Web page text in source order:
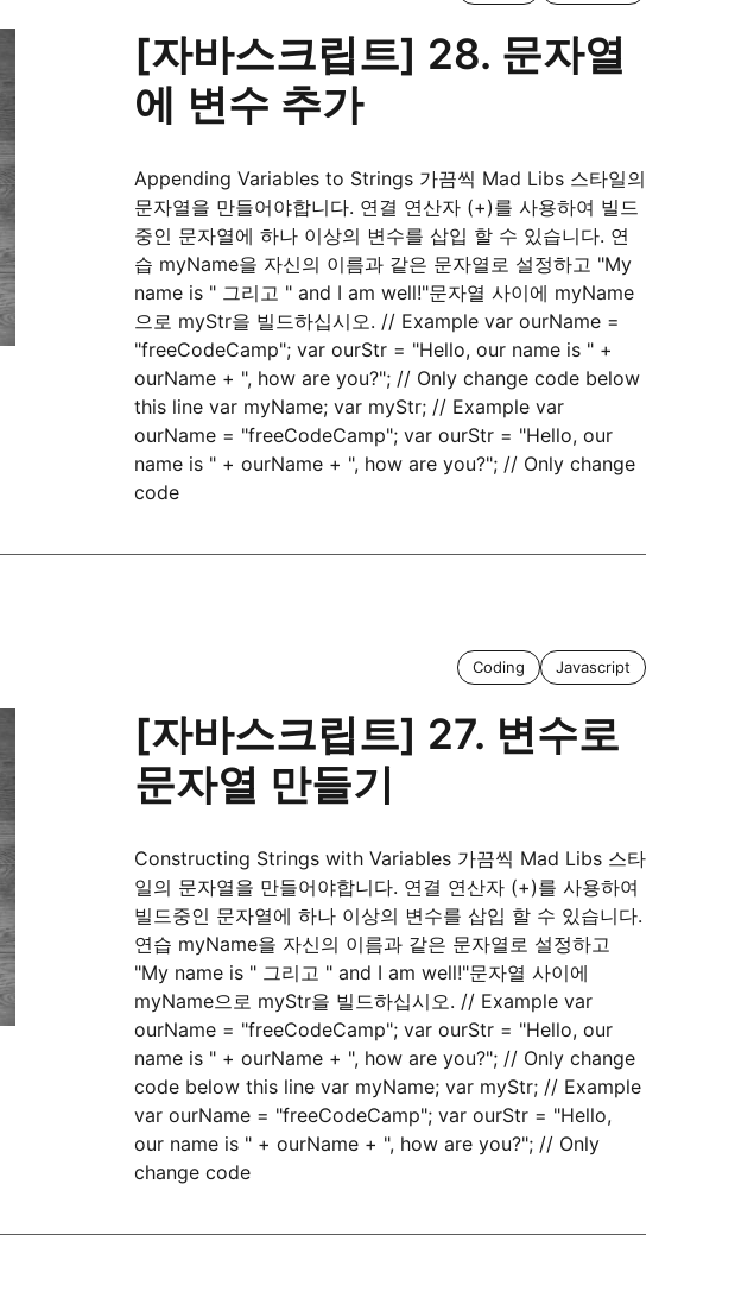
[자바스크립트] 28. 문자열
에 변수 추가
Appending Variables to Strings 가끔씩 Mad Libs 스타일의
문자열을 만들어야합니다. 연결 연산자 (+)를 사용하여 빌드
중인 문자열에 하나 이상의 변수를 삽입 할 수 있습니다. 연
습 myName을 자신의 이름과 같은 문자열로 설정하고 "My
name is " 그리고 " and I am well!"문자열 사이에 myName
으로 myStr을 빌드하십시오. // Example var ourName =
"freeCodeCamp"; var ourStr = "Hello, our name is " +
ourName + ", how are you?"; // Only change code below
this line var myName; var myStr; // Example var
ourName = "freeCodeCamp"; var ourStr = "Hello, our
name is " + ourName + ", how are you?"; // Only change
code
Coding Javascript
[자바스크립트] 27. 변수로
문자열 만들기
Constructing Strings with Variables 가끔씩 Mad Libs 스타
일의 문자열을 만들어야합니다. 연결 연산자 (+)를 사용하여
빌드중인 문자열에 하나 이상의 변수를 삽입 할 수 있습니다.
연습 myName을 자신의 이름과 같은 문자열로 설정하고
"My name is " 그리고 " and I am well!"문자열 사이에
myName으로 myStr을 빌드하십시오. // Example var
ourName = "freeCodeCamp"; var ourStr = "Hello, our
name is " + ourName + ", how are you?"; // Only change
code below this line var myName; var myStr; // Example
var ourName = "freeCodeCamp"; var ourStr = "Hello,
our name is " + ourName + ", how are you?"; // Only
change code